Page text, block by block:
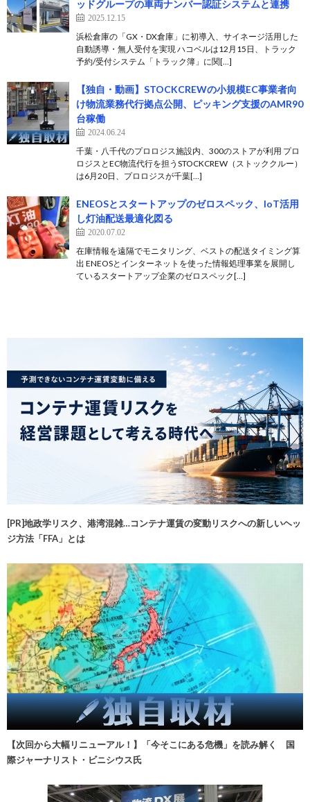
ッドグループの車両ナンバー認証システムと連携
2025.12.15
浜松倉庫の「GX・DX倉庫」に初導入、サイネージ活用した
自動誘導・無人受付を実現 ハコベルは12月15日、トラック
予約/受付システム「トラック簿」に関[…]
【独自・動画】STOCKCREWの小規模EC事業者向
け物流業務代行拠点公開、ピッキング支援のAMR90
台稼働
2024.06.24
千葉・八千代のプロロジス施設内、300のストアが利用 プロ
ロジスとEC物流代行を担うSTOCKCREW（ストッククルー）
は6月20日、プロロジスが千葉[…]
ENEOSとスタートアップのゼロスペック、IoT活用
し灯油配送最適化図る
2020.07.02
在庫情報を遠隔でモニタリング、ベストの配送タイミング算
出 ENEOSとインターネットを使った情報処理事業を展開し
ているスタートアップ企業のゼロスペック[…]
[PR]地政学リスク、港湾混雑…コンテナ運賃の変動リスクへの新しいヘッ
ジ方法「FFA」とは
【次回から大幅リニューアル！】「今そこにある危機」を読み解く 国
際ジャーナリスト・ビニシウス氏